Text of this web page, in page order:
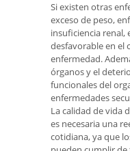
Si existen otras
exceso de peso,
insuficiencia renal,
desfavorable en el
enfermedad.
órganos y el
funcionales del
enfermedades
La calidad de vida
es necesaria una
cotidiana, ya que